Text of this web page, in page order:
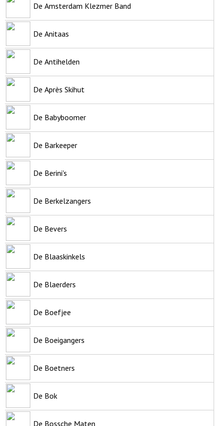
De Amsterdam Klezmer Band
De Anitaas
De Antihelden
De Après Skihut
De Babyboomer
De Barkeeper
De Berini's
De Berkelzangers
De Bevers
De Blaaskinkels
De Blaerders
De Boefjee
De Boeigangers
De Boetners
De Bok
De Bossche Maten